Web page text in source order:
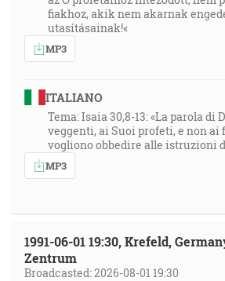
fiakhoz, akik nem akarnak
utasításainak!«
MP3
ITALIANO
Tema: Isaia 30,8-13: «La parola di
veggenti, ai Suoi profeti, e non
vogliono obbedire alle istruzioni
MP3
1991-06-01 19:30, Krefeld,
Zentrum
Broadcasted: 2026-08-01 19:30